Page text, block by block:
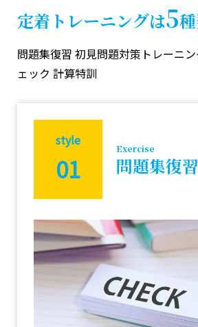
グ
種
類
Exercise
問題集
初見問題
対策トレ
ーニング
4.
定着トレーニングは5
問題集復習 初見問題対策トレーニ
ェック 計算特訓
style
01
Exercise
問題集復習